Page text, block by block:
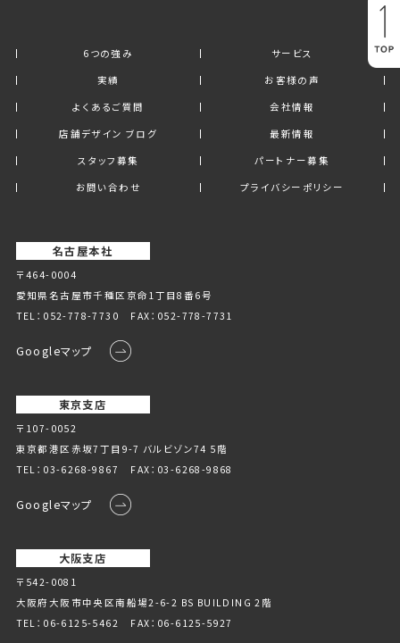
6つの強み
サービス
実績
お客様の声
よくあるご質問
会社情報
店舗デザイン ブログ
最新情報
スタッフ募集
パートナー募集
お問い合わせ
プライバシーポリシー
名古屋本社
〒464-0004
愛知県名古屋市千種区京命1丁⽬8番6号
TEL： 052-778-7730 FAX：052-778-7731
Googleマップ
東京支店
〒107-0052
東京都港区赤坂7丁目9-7 バルビゾン74 5階
TEL： 03-6268-9867 FAX：03-6268-9868
Googleマップ
大阪支店
〒542-0081
大阪府大阪市中央区南船場2-6-2 BS BUILDING 2階
TEL： 06-6125-5462 FAX：06-6125-5927